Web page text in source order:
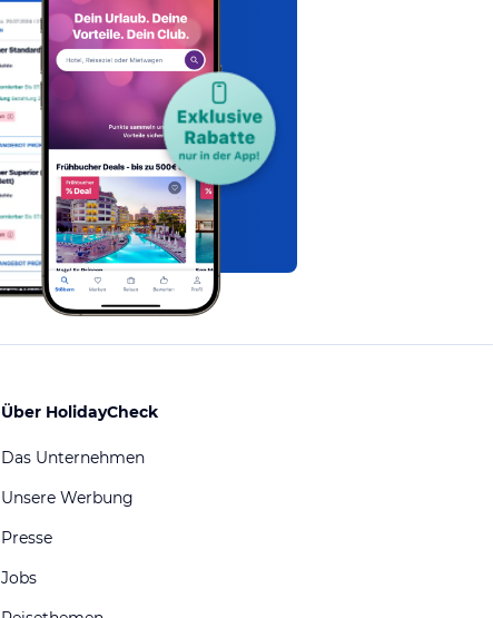
Über HolidayCheck
Das Unternehmen
Unsere Werbung
Presse
Jobs